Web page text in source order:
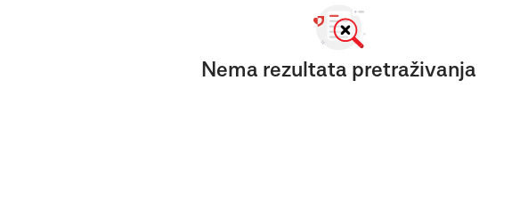
Nema rezultata pretraživanja